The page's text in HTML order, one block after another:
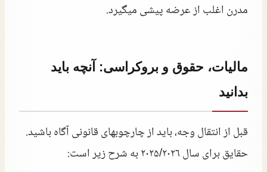
مدرن اغلب از عرضه پیشی میگیرد.
مالیات، حقوق و بروکراسی: آنچه باید
بدانید
قبل از انتقال وجه، باید از چارچوبهای قانونی آگاه باشید.
حقایق برای سال ۲۰۲۵/۲۰۲۶ به شرح زیر است: